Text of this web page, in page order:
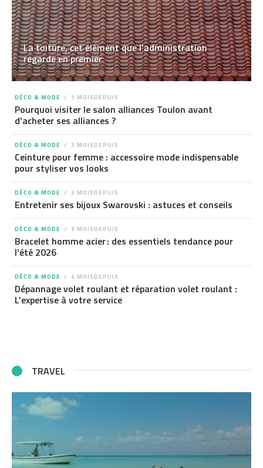
La toiture, cet élément que l’administration
regarde en premier
DÉCO & MODE 1 MOISDEPUIS
Pourquoi visiter le salon alliances Toulon avant
d’acheter ses alliances ?
DÉCO & MODE 3 MOISDEPUIS
Ceinture pour femme : accessoire mode indispensable
pour styliser vos looks
DÉCO & MODE 3 MOISDEPUIS
Entretenir ses bijoux Swarovski : astuces et conseils
DÉCO & MODE 3 MOISDEPUIS
Bracelet homme acier : des essentiels tendance pour
l’été 2026
DÉCO & MODE 4 MOISDEPUIS
Dépannage volet roulant et réparation volet roulant :
L’expertise à votre service
TRAVEL